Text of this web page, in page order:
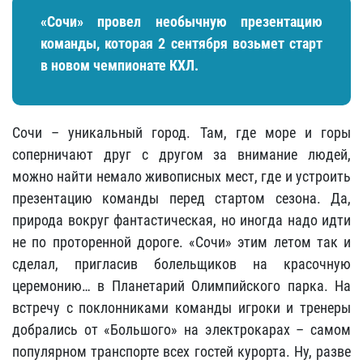
«Сочи» провел необычную презентацию
команды, которая 2 сентября возьмет старт
в новом чемпионате КХЛ.
Сочи – уникальный город. Там, где море и горы
соперничают друг с другом за внимание людей,
можно найти немало живописных мест, где и устроить
презентацию команды перед стартом сезона. Да,
природа вокруг фантастическая, но иногда надо идти
не по проторенной дороге. «Сочи» этим летом так и
сделал, пригласив болельщиков на красочную
церемонию… в Планетарий Олимпийского парка. На
встречу с поклонниками команды игроки и тренеры
добрались от «Большого» на электрокарах – самом
популярном транспорте всех гостей курорта. Ну, разве